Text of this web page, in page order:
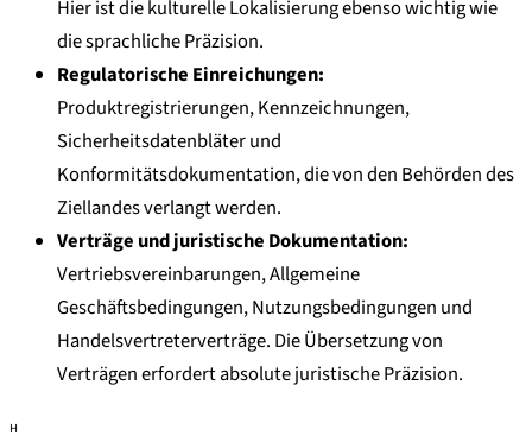
Hier ist die kulturelle Lokalisierung ebenso wichtig wie
die sprachliche Präzision.
Regulatorische Einreichungen:
Produktregistrierungen, Kennzeichnungen,
Sicherheitsdatenbläter und
Konformitätsdokumentation, die von den Behörden des
Ziellandes verlangt werden.
Verträge und juristische Dokumentation:
Vertriebsvereinbarungen, Allgemeine
Geschäftsbedingungen, Nutzungsbedingungen und
Handelsvertreterverträge. Die Übersetzung von
Verträgen erfordert absolute juristische Präzision.
H